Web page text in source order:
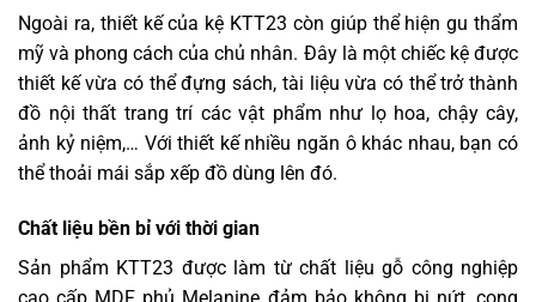
Ngoài ra, thiết kế của kệ KTT23 còn giúp thể hiện gu thẩm
mỹ và phong cách của chủ nhân. Đây là một chiếc kệ được
thiết kế vừa có thể đựng sách, tài liệu vừa có thể trở thành
đồ nội thất trang trí các vật phẩm như lọ hoa, chậy cây,
ảnh kỷ niệm,… Với thiết kế nhiều ngăn ô khác nhau, bạn có
thể thoải mái sắp xếp đồ dùng lên đó.
Chất liệu bền bỉ với thời gian
Sản phẩm KTT23 được làm từ chất liệu gỗ công nghiệp